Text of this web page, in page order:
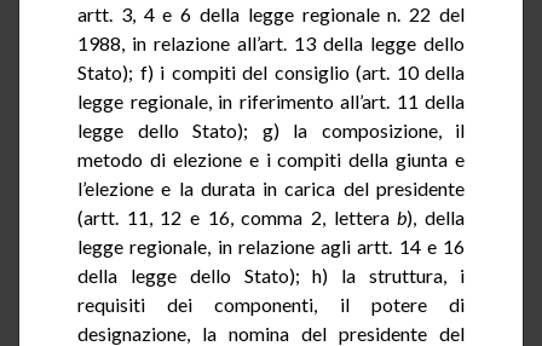
artt. 3, 4 e 6 della legge regionale n. 22 del
1988, in relazione all’art. 13 della legge dello
Stato); f) i compiti del consiglio (art. 10 della
legge regionale, in riferimento all’art. 11 della
legge dello Stato); g) la composizione, il
metodo di elezione e i compiti della giunta e
l’elezione e la durata in carica del presidente
(artt. 11, 12 e 16, comma 2, lettera b), della
legge regionale, in relazione agli artt. 14 e 16
della legge dello Stato); h) la struttura, i
requisiti dei componenti, il potere di
designazione, la nomina del presidente del